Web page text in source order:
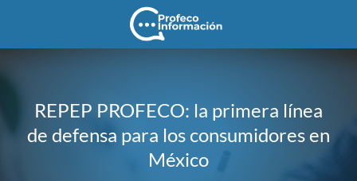
REPEP PROFECO: la primera línea
de defensa para los consumidores en
México